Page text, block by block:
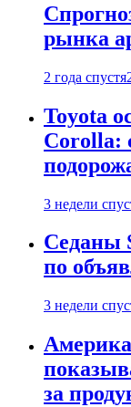
рынка
2 года спустя
Toyota
Corolla:
3 недели
Седаны
по
3 недели
за